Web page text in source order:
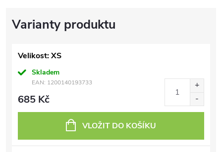
Velikost: XS
Skladem
EAN: 1200140193733
685 Kč
VLOŽIT DO KOŠÍKU